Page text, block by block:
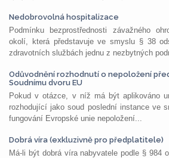
Nedobrovolná hospitalizace
Podmínku bezprostřednosti závažného
okolí, která představuje ve smyslu § 38
zdravotních službách jednu z nezbytných
Odůvodnění rozhodnutí o nepoložení
Soudnímu dvoru EU
Pokud v otázce, v níž má být aplikováno
rozhodující jako soud poslední instance ve
fungování Evropské unie nepoložení...
Dobrá víra (exkluzivně pro předplatitele)
Má-li být dobrá víra nabyvatele podle § 984